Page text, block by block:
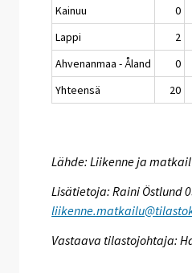
Kainuu
0
Lappi
2
Ahvenanmaa - Åland
0
Yhteensä
20
Lähde: Liikenne ja
Lisätietoja: Raini Östlund
Vastaava tilastojohtaja: